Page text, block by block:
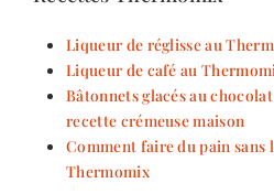
Liqueur de réglisse au
Liqueur de café au
Bâtonnets glacés au
recette crémeuse maison
Comment faire du pain sans
Thermomix